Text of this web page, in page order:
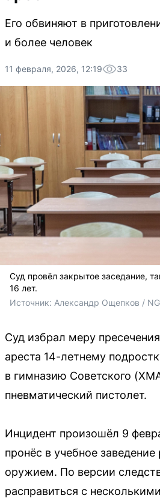
Его обвиняют в
и более человек
11 февраля, 2026, 12:19 33
Суд провёл закрытое заседание,
16 лет.
Источник: Александр Ощепков /
Суд избрал меру
ареста 14-летнему
в гимназию Советского
пневматический пистолет.
Инцидент произошёл 9
пронёс в учебное
оружием. По версии
расправиться с